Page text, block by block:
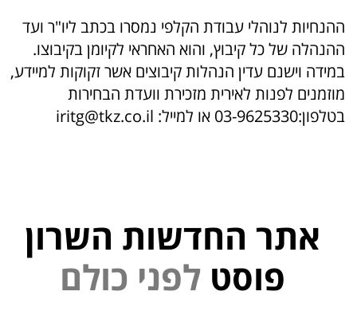
ההנחיות לנוהלי עבודת הקלפי נמסרו בכתב ליו"ר ועד
ההנהלה של כל קיבוץ, והוא האחראי לקיומן בקיבוצו.
במידה וישנם עדין הנהלות קיבוצים אשר זקוקות למיידע,
מוזמנים לפנות לאירית מזכירת וועדת הבחירות
בטלפון:03-9625330 או למייל: iritg@tkz.co.il
אתר החדשות השרון
פוסט